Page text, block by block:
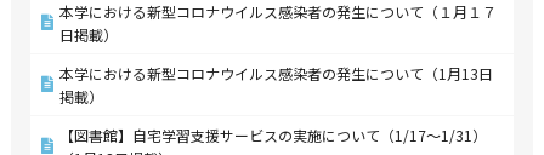
本学における新型コロナウイルス感染者の発生について（１月１７
日掲載）
本学における新型コロナウイルス感染者の発生について（1月13日
掲載）
【図書館】自宅学習支援サービスの実施について（1/17～1/31）